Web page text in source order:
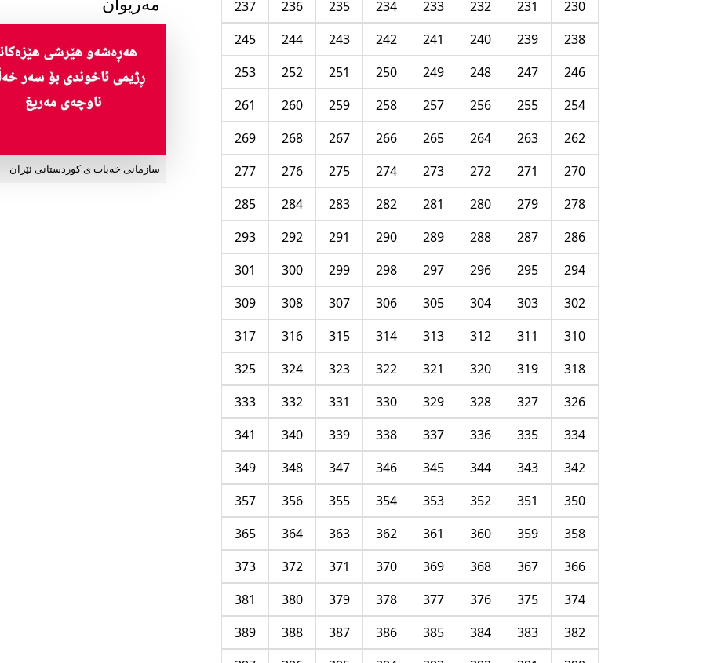
230
231
232
233
234
235
236
237
238
239
240
241
242
243
244
245
246
247
248
249
250
251
252
253
254
255
256
257
258
259
260
261
262
263
264
265
266
267
268
269
270
271
272
273
274
275
276
277
278
279
280
281
282
283
284
285
286
287
288
289
290
291
292
293
294
295
296
297
298
299
300
301
302
303
304
305
306
307
308
309
310
311
312
313
314
315
316
317
318
319
320
321
322
323
324
325
326
327
328
329
330
331
332
333
334
335
336
337
338
339
340
341
342
343
344
345
346
347
348
349
350
351
352
353
354
355
356
357
358
359
360
361
362
363
364
365
366
367
368
369
370
371
372
373
374
375
376
377
378
379
380
381
382
383
384
385
386
387
388
389
مەریوان
سازمانی خەبات ی کوردستانی ئێران